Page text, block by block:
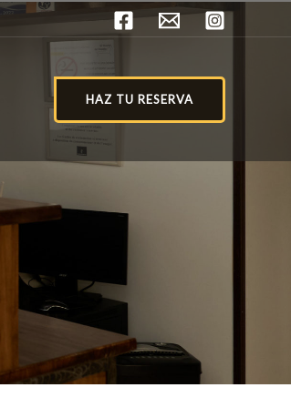
HAZ TU RESERVA